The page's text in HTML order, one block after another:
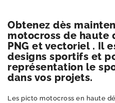
Obtenez dès
motocross de
PNG et vectoriel . Il
designs sportifs et
représentation le
dans vos projets.
Les picto motocross en haute